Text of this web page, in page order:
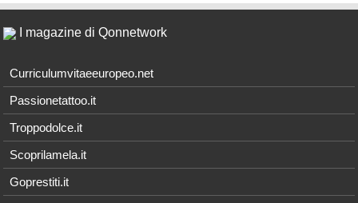
I magazine di Qonnetwork
Curriculumvitaeeuropeo.net
Passionetattoo.it
Troppodolce.it
Scoprilamela.it
Goprestiti.it